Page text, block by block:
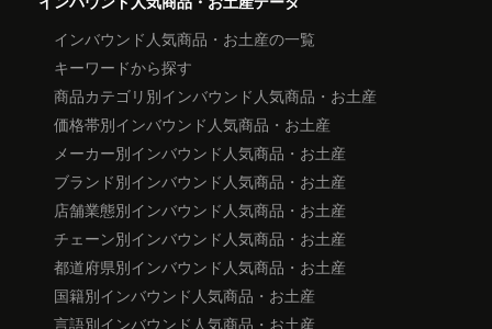
インバウンド人気商品・お土産の一覧
キーワードから探す
商品カテゴリ別インバウンド人気商品・お土産
価格帯別インバウンド人気商品・お土産
メーカー別インバウンド人気商品・お土産
ブランド別インバウンド人気商品・お土産
店舗業態別インバウンド人気商品・お土産
チェーン別インバウンド人気商品・お土産
都道府県別インバウンド人気商品・お土産
国籍別インバウンド人気商品・お土産
言語別インバウンド人気商品・お土産